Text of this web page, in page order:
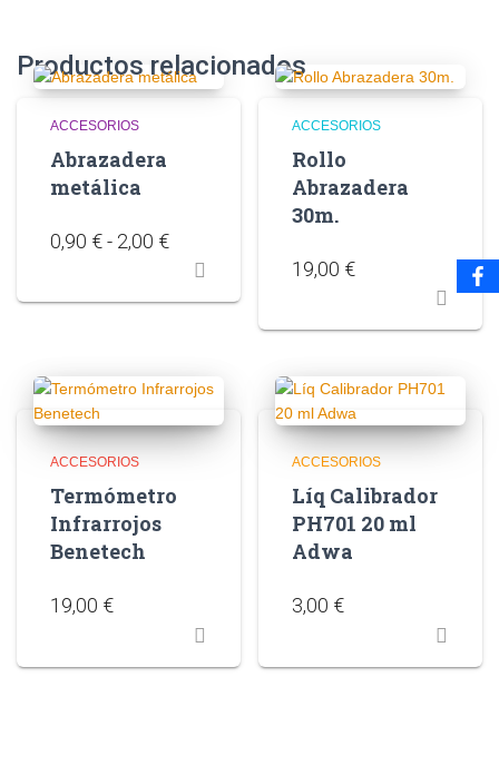
Productos relacionados
ACCESORIOS
Abrazadera
metálica
0,90 €- 2,00 €
ACCESORIOS
Rollo
Abrazadera
30m.
19,00 €
ACCESORIOS
Termómetro
Infrarrojos
Benetech
19,00 €
ACCESORIOS
Líq Calibrador
PH701 20 ml
Adwa
3,00 €